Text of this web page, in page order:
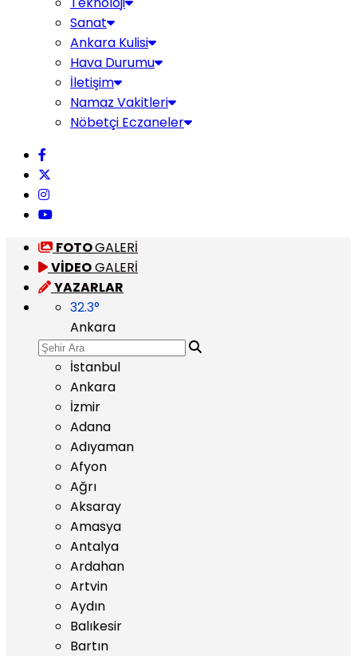
Sanat
Ankara Kulisi
Hava Durumu
İletişim
Namaz Vakitleri
Nöbetçi Eczaneler
FOTOGALERİ
VİDEOGALERİ
YAZARLAR
32.3°
Ankara
İstanbul
Ankara
İzmir
Adana
Adıyaman
Afyon
Ağrı
Aksaray
Amasya
Antalya
Ardahan
Artvin
Aydın
Balıkesir
Bartın